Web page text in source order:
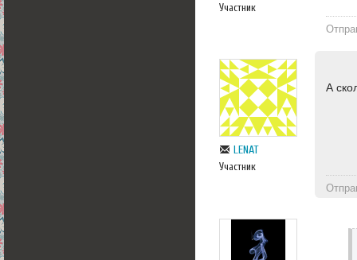
Участник
LENAT
Участник
А